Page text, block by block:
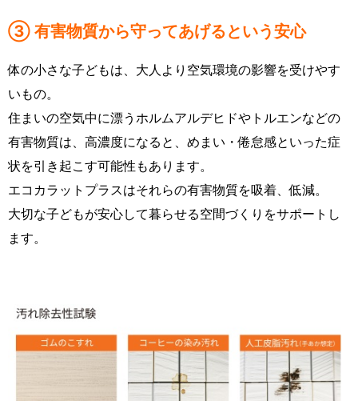
③ 有害物質から守ってあげるという安心
体の小さな子どもは、大人より空気環境の影響を受けやす
いもの。
住まいの空気中に漂うホルムアルデヒドやトルエンなどの
有害物質は、高濃度になると、めまい・倦怠感といった症
状を引き起こす可能性もあります。
エコカラットプラスはそれらの有害物質を吸着、低減。
大切な子どもが安心して暮らせる空間づくりをサポートし
ます。